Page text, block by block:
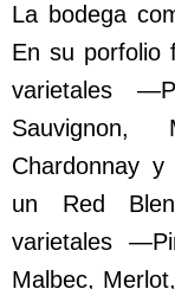
La bodega
En su porfolio
varietales
Chardonnay
un Red
varietales
Malbec,